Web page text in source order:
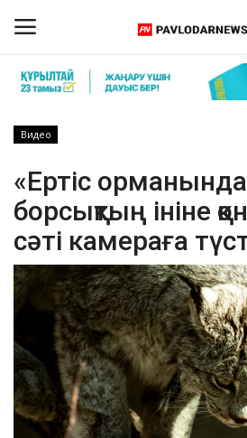
Тіркелу
Бізбен байланыс
ПАВЛОДАР ОБЛЫСЫ
ҚАЗАҚСТАН
ӘЛЕМ
Спорт
Видео
«Ертіс
борсықтың ініне
сәті камераға